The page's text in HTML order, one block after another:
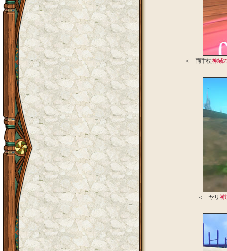
＜ 両手杖神域
＜ ヤリ 神